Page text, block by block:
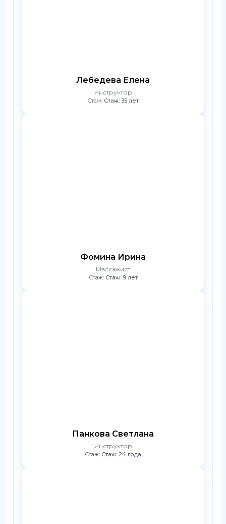
Лебедева Елена
Инструктор
Стаж: Стаж: 35 лет
Фомина Ирина
Массажист
Стаж: Стаж: 9 лет
Панкова Светлана
Инструктор
Стаж: Стаж: 24 года